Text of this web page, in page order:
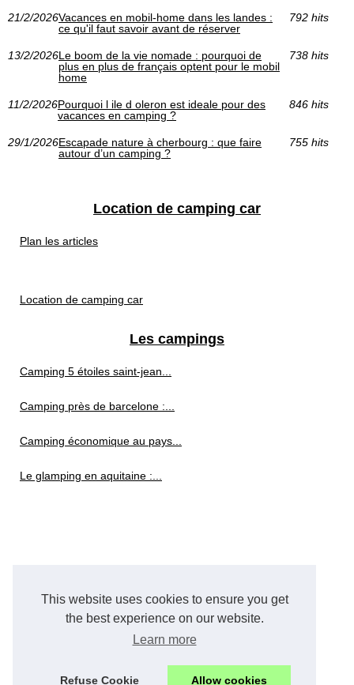
This website uses cookies to ensure you get
the best experience on our website.
Learn more
Refuse Cookie Allow cookies
21/2/2026Vacances en mobil-home dans les landes :
ce qu'il faut savoir avant de réserver
792 hits
13/2/2026Le boom de la vie nomade : pourquoi de
plus en plus de français optent pour le mobil
home
738 hits
11/2/2026Pourquoi l ile d oleron est ideale pour des
vacances en camping ?
846 hits
29/1/2026Escapade nature à cherbourg : que faire
autour d’un camping ?
755 hits
Location de camping car
Plan les articles
Location de camping car
Les campings
Camping 5 étoiles saint-jean...
Camping près de barcelone :...
Camping économique au pays...
Le glamping en aquitaine :...